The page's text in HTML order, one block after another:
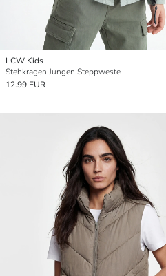
LCW Kids
Stehkragen Jungen Steppweste
12.99 EUR